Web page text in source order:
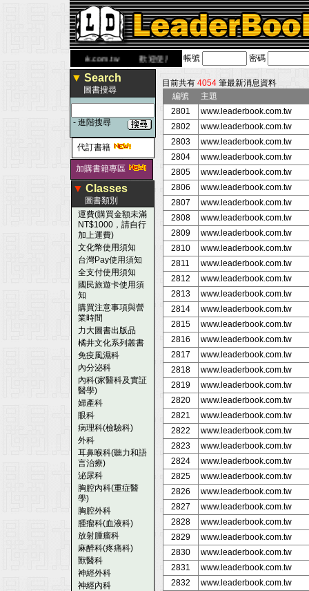
www.leaderbook.com.tw歡迎使用 國民旅遊卡！！
帳號 密碼
▼ Search
圖書搜尋
- 進階搜尋
代訂書籍
加購書籍專區
▼ Classes
圖書類別
運費(購買金額未滿
NT$1000，請自行
加上運費)
文化幣使用須知
台灣Pay使用須知
全支付使用須知
國民旅遊卡使用須
知
購買注意事項與營
業時間
力大圖書出版品
橘井文化系列叢書
免疫風濕科
內分泌科
內科(家醫科及實証
醫學)
婦產科
眼科
病理科(檢驗科)
外科
耳鼻喉科(聽力和語
言治療)
泌尿科
胸腔內科(重症醫
學)
胸腔外科
腫瘤科(血液科)
放射腫瘤科
麻醉科(疼痛科)
獸醫科
神經外科
神經內科
目前共有 4054 筆最新消息資料
編號
主題
2801
www.leaderbook.com.tw
2802
www.leaderbook.com.tw
2803
www.leaderbook.com.tw
2804
www.leaderbook.com.tw
2805
www.leaderbook.com.tw
2806
www.leaderbook.com.tw
2807
www.leaderbook.com.tw
2808
www.leaderbook.com.tw
2809
www.leaderbook.com.tw
2810
www.leaderbook.com.tw
2811
www.leaderbook.com.tw
2812
www.leaderbook.com.tw
2813
www.leaderbook.com.tw
2814
www.leaderbook.com.tw
2815
www.leaderbook.com.tw
2816
www.leaderbook.com.tw
2817
www.leaderbook.com.tw
2818
www.leaderbook.com.tw
2819
www.leaderbook.com.tw
2820
www.leaderbook.com.tw
2821
www.leaderbook.com.tw
2822
www.leaderbook.com.tw
2823
www.leaderbook.com.tw
2824
www.leaderbook.com.tw
2825
www.leaderbook.com.tw
2826
www.leaderbook.com.tw
2827
www.leaderbook.com.tw
2828
www.leaderbook.com.tw
2829
www.leaderbook.com.tw
2830
www.leaderbook.com.tw
2831
www.leaderbook.com.tw
2832
www.leaderbook.com.tw